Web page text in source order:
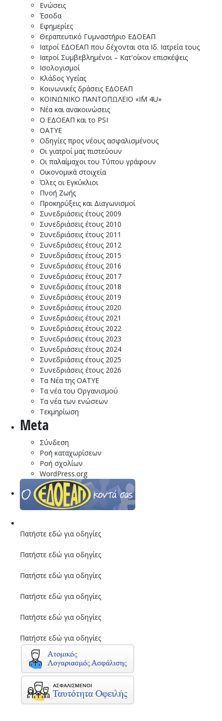
Ενώσεις
Έσοδα
Εφημερίες
Θεραπευτικό Γυμναστήριο ΕΔΟΕΑΠ
Ιατροί ΕΔΟΕΑΠ που δέχονται στα Ιδ. Ιατρεία τους
Ιατροί Συμβεβλημένοι – Κατ'οίκον επισκέψεις
Ισολογισμοί
Κλάδος Υγείας
Κοινωνικές δράσεις ΕΔΟΕΑΠ
ΚΟΙΝΩΝΙΚΟ ΠΑΝΤΟΠΩΛΕΙΟ «I΄M 4U»
Νέα και ανακοινώσεις
Ο ΕΔΟΕΑΠ και το PSI
ΟΑΤΥΕ
Οδηγίες προς νέους ασφαλισμένους
Οι γιατροί μας πιστεύουν
Οι παλαίμαχοι του Τύπου γράφουν
Οικονομικά στοιχεία
Όλες οι Εγκύκλιοι
Πνοή Ζωής
Προκηρύξεις και Διαγωνισμοί
Συνεδριάσεις έτους 2009
Συνεδριάσεις έτους 2010
Συνεδριάσεις έτους 2011
Συνεδριάσεις έτους 2012
Συνεδριάσεις έτους 2015
Συνεδριάσεις έτους 2016
Συνεδριάσεις έτους 2017
Συνεδριάσεις έτους 2018
Συνεδριάσεις έτους 2019
Συνεδριάσεις έτους 2020
Συνεδριάσεις έτους 2021
Συνεδριάσεις έτους 2022
Συνεδριάσεις έτους 2023
Συνεδριάσεις έτους 2024
Συνεδριάσεις έτους 2025
Συνεδριάσεις έτους 2026
Τα Νέα της ΟΑΤΥΕ
Τα νέα του Οργανισμού
Τα νέα των ενώσεων
Τεκμηρίωση
Meta
Σύνδεση
Ροή καταχωρίσεων
Ροή σχολίων
WordPress.org
Πατήστε εδώ για οδηγίες
Πατήστε εδώ για οδηγίες
Πατήστε εδώ για οδηγίες
Πατήστε εδώ για οδηγίες
Πατήστε εδώ για οδηγίες
Πατήστε εδώ για οδηγίες